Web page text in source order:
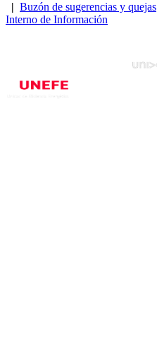
| Buzón de sugerencias y quejas
Interno de Información